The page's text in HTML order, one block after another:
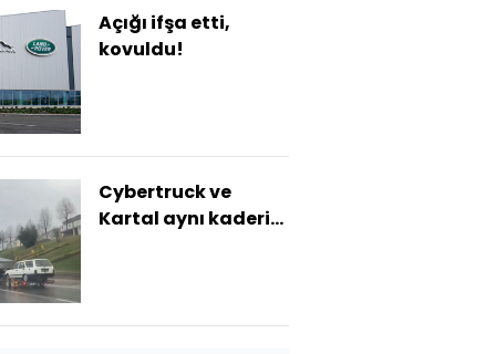
Açığı ifşa etti,
kovuldu!
Cybertruck ve
Kartal aynı kaderi